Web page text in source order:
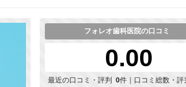
フォレオ歯科医院の口コミ
0.00
最近の口コミ・評判 0件｜口コミ総数・評